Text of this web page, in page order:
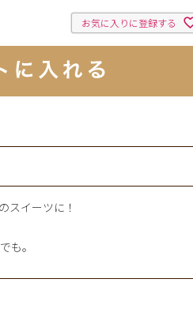
お気に入りに登録する
スイーツに！
も。